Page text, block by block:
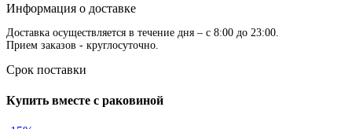
Информация о доставке
Доставка осуществляется в течение дня – с 8:00 до 23:00.
Прием заказов - круглосуточно.
Срок поставки
Купить вместе с раковиной